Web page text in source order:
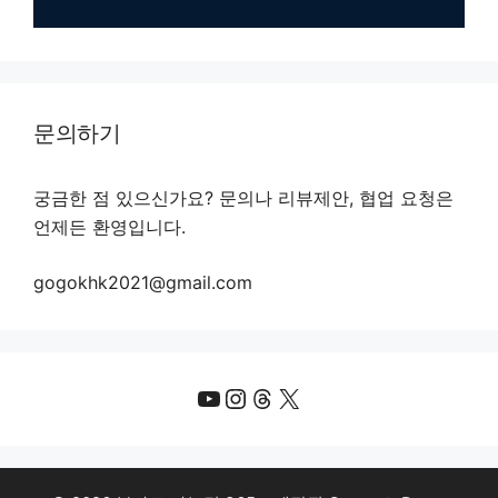
문의하기
궁금한 점 있으신가요? 문의나 리뷰제안, 협업 요청은
언제든 환영입니다.
gogokhk2021@gmail.com
YouTube
Instagram
Threads
X